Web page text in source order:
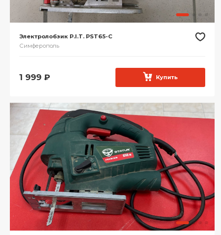
Электролобзик P.I.T. PST65-C
Симферополь
1 999 ₽ Купить